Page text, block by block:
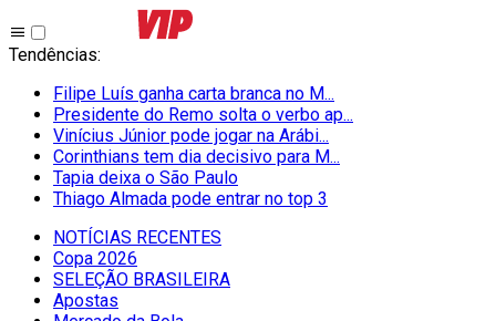
Tendências:
Filipe Luís ganha carta branca no M...
Presidente do Remo solta o verbo ap...
Vinícius Júnior pode jogar na Arábi...
Corinthians tem dia decisivo para M...
Tapia deixa o São Paulo
Thiago Almada pode entrar no top 3
NOTÍCIAS RECENTES
Copa 2026
SELEÇÃO BRASILEIRA
Apostas